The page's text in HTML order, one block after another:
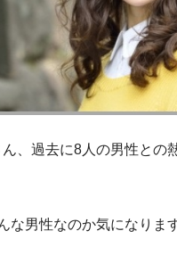
、過去に8人の男性との
な男性なのか気になりま